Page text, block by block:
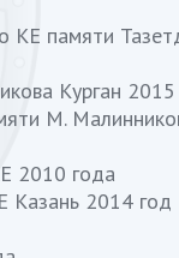
КЕ памяти
Курган 2015
М.
2010 года
Казань 2014 год